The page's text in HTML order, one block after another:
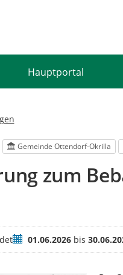
Hauptportal
Gemeinde Ottendorf-Okrilla
zum
Zeitraum
01.06.2026bis